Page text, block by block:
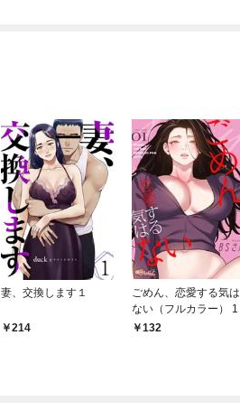
妻、交換します１
214
ごめん、恋愛する気は
ない（フルカラー） 1
132